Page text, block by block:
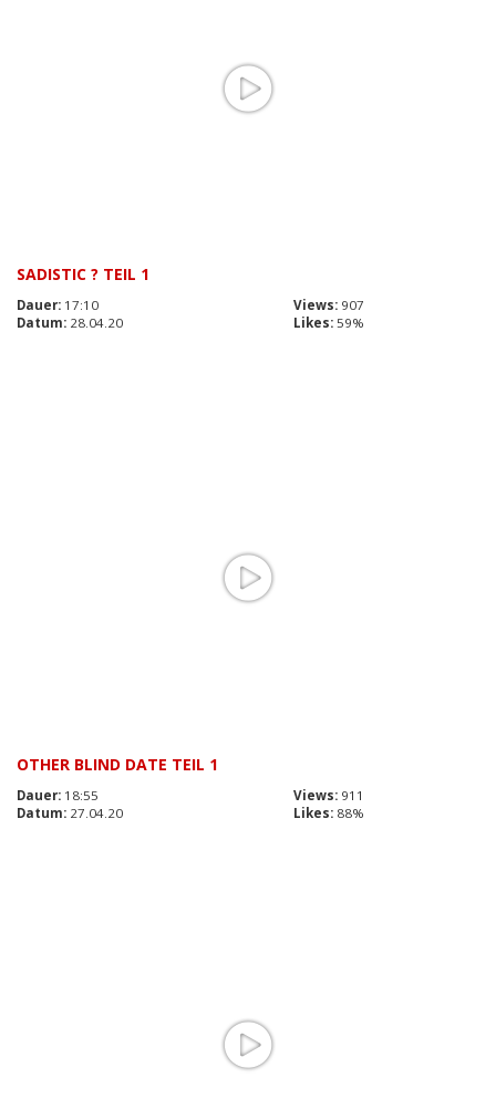
SADISTIC ? TEIL 1
Dauer: 17:10 Views: 907
Datum: 28.04.20 Likes: 59%
OTHER BLIND DATE TEIL 1
Dauer: 18:55 Views: 911
Datum: 27.04.20 Likes: 88%